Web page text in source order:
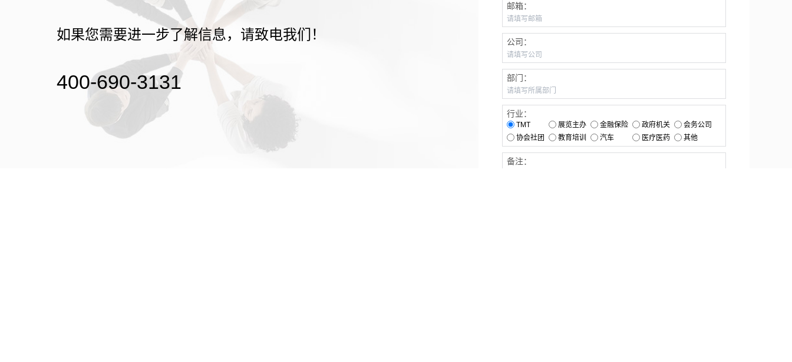
如果您需要进一步了解信息，请致电我们！
400-690-3131
邮箱：
公司：
部门：
行业：
TMT 展览主办 金融保险 政府机关
会务公司
协会社团
教育培训 汽车 医疗医药 其他
备注：